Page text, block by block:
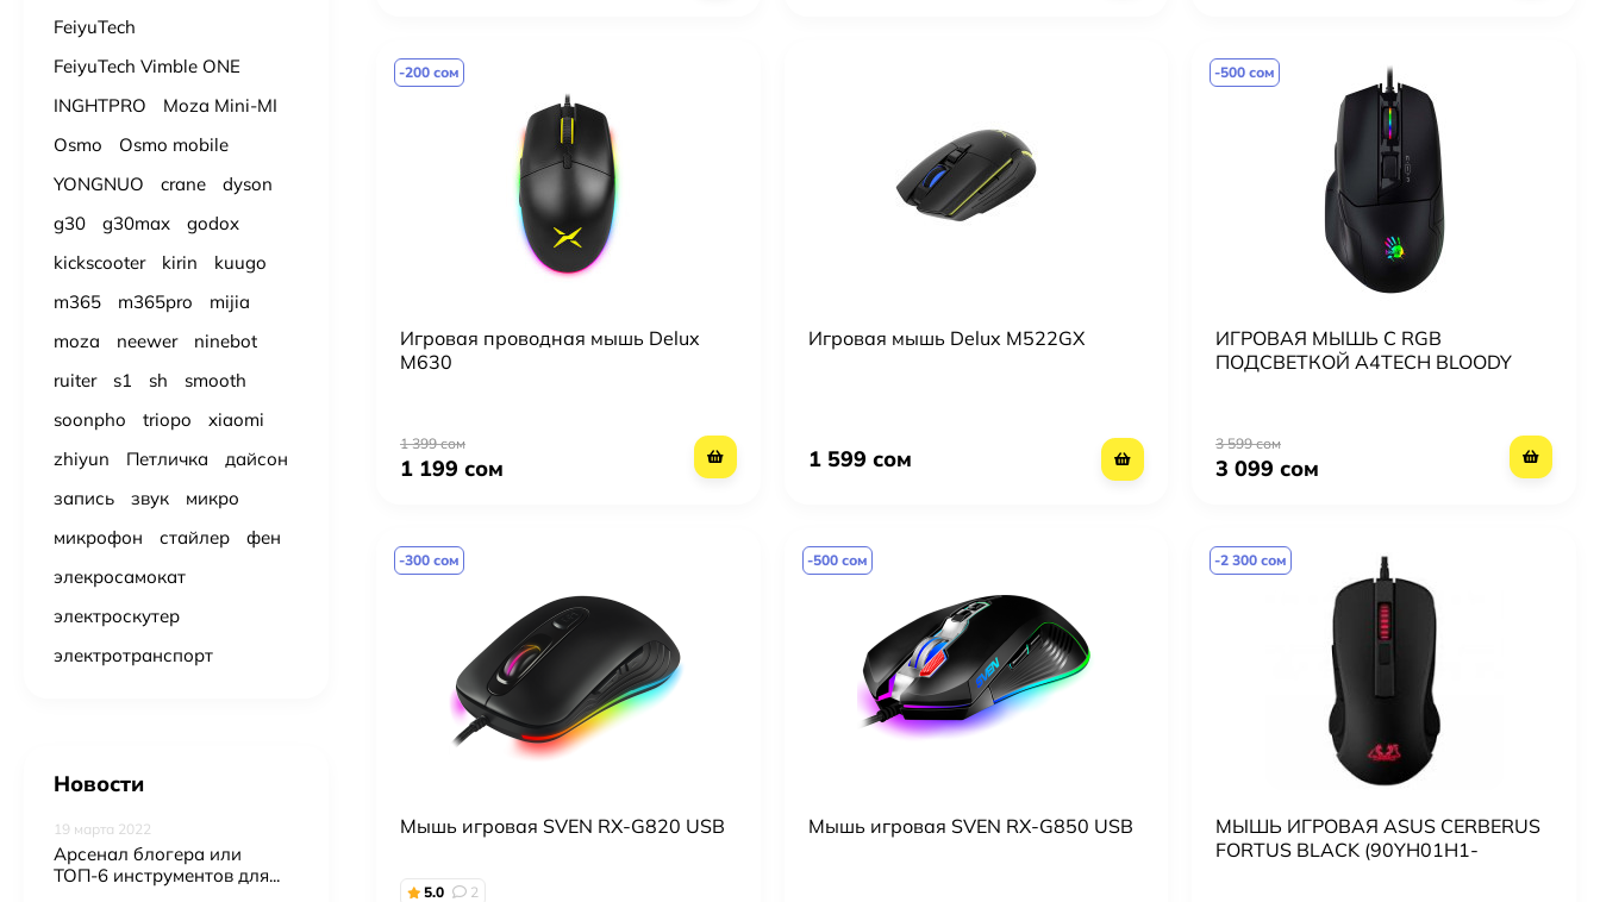
-200 сом
Игровая проводная мышь Delux
M630
1 399 сом
1 199 сом
Игровая мышь Delux M522GX
1 599 сом
-500 сом
ИГРОВАЯ МЫШЬ С RGB
ПОДСВЕТКОЙ A4TECH BLOODY
3 599 сом
3 099 сом
-300 сом
Мышь игровая SVEN RX-G820 USB
5.0 2
-500 сом
Мышь игровая SVEN RX-G850 USB
-2 300 сом
МЫШЬ ИГРОВАЯ ASUS CERBERUS
FORTUS BLACK (90YH01H1-
FeiyuTech
FeiyuTech Vimble ONE
INGHTPRO
Moza Mini-MI
Osmo
Osmo mobile
YONGNUO
crane
dyson
g30
g30max
godox
kickscooter
kirin
kuugo
m365
m365pro
mijia
moza
neewer
ninebot
ruiter
s1 sh
smooth
soonpho
triopo
xiaomi
zhiyun
Петличка
дайсон
запись
звук
микро
микрофон
стайлер
фен
элекросамокат
электроскутер
электротранспорт
Новости
19 марта 2022
Арсенал блогера или
ТОП-6 инструментов для...